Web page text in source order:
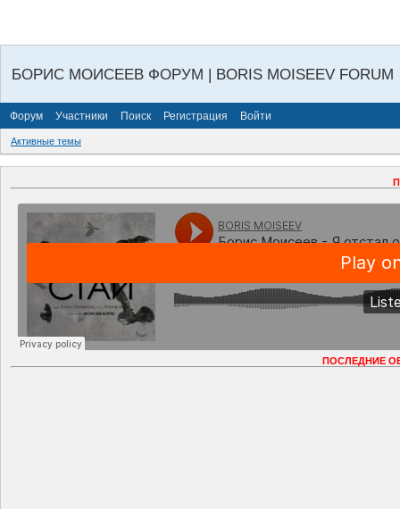
БОРИС МОИСЕЕВ ФОРУМ | BORIS MOISEEV FORUM
Форум Участники Поиск Регистрация Войти
Активные темы
ПОСЛЕДНИЕ